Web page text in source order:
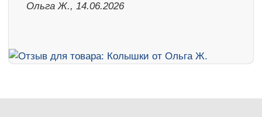
Ольга Ж., 14.06.2026